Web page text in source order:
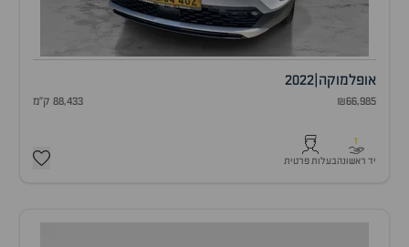
אופלמוקה 2022
₪66,985 88,433 ק"מ
1
יד ראשונהבעלות פרטית